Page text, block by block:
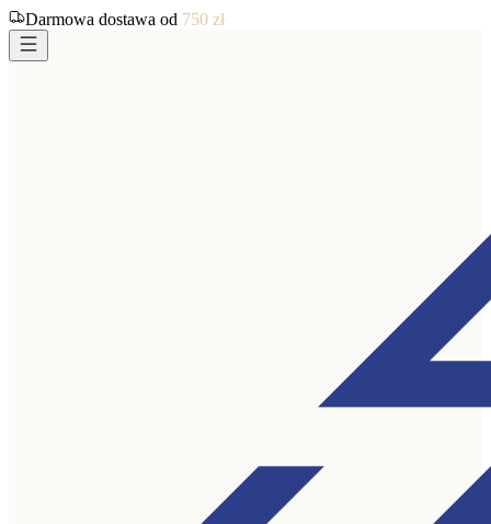
Darmowa dostawa od 750 zł